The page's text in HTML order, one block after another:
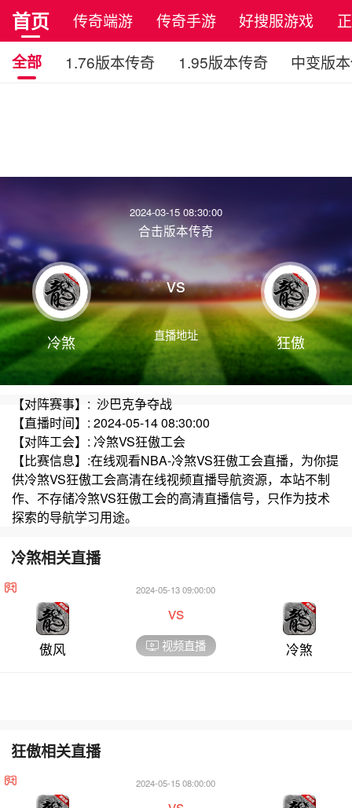
首页 传奇端游 传奇手游 好搜服游戏
全部
1.76版本传奇 1.95版本传奇 中变版
2024-03-15 08:30:00
合击版本传奇
冷煞
vs
直播地址 狂傲
【对阵赛事】: 沙巴克争夺战
【直播时间】: 2024-05-14 08:30:00
【对阵工会】: 冷煞VS狂傲工会
【比赛信息】:在线观看NBA-冷煞VS狂傲工会直播，为你提
供冷煞VS狂傲工会高清在线视频直播导航资源，本站不制
作、不存储冷煞VS狂傲工会的高清直播信号，只作为技术
探索的导航学习用途。
冷煞相关直播
傲风
2024-05-13 09:00:00
vs
视频直播 冷煞
狂傲相关直播
2024-05-15 08:00:00